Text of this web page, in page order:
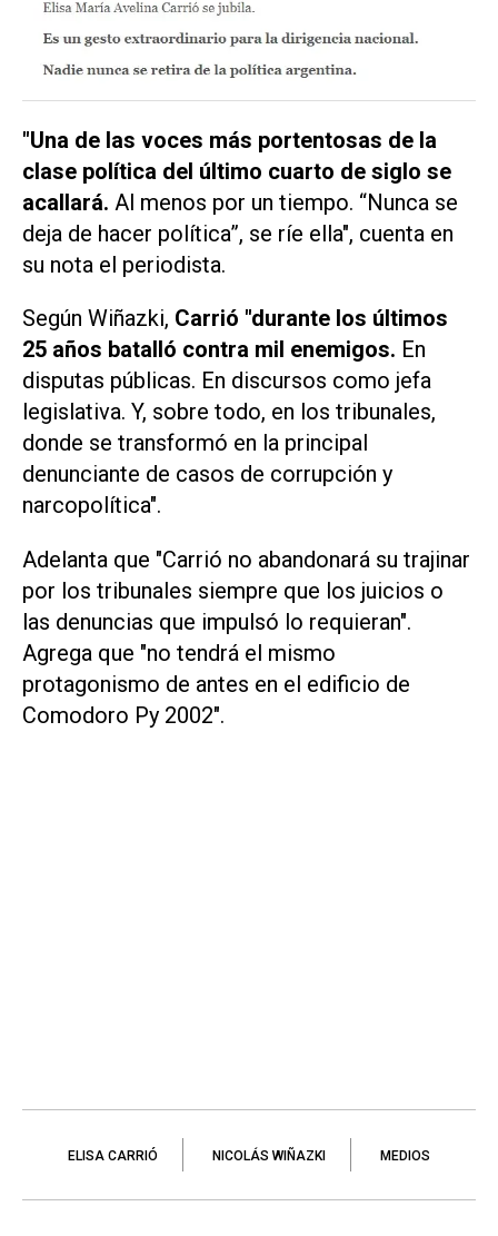
"Una de las voces más portentosas de la
clase política del último cuarto de siglo se
acallará. Al menos por un tiempo. “Nunca se
deja de hacer política”, se ríe ella", cuenta en
su nota el periodista.
Según Wiñazki, Carrió "durante los últimos
25 años batalló contra mil enemigos. En
disputas públicas. En discursos como jefa
legislativa. Y, sobre todo, en los tribunales,
donde se transformó en la principal
denunciante de casos de corrupción y
narcopolítica".
Adelanta que "Carrió no abandonará su trajinar
por los tribunales siempre que los juicios o
las denuncias que impulsó lo requieran".
Agrega que "no tendrá el mismo
protagonismo de antes en el edificio de
Comodoro Py 2002".
ELISA CARRIÓ NICOLÁS WIÑAZKI MEDIOS